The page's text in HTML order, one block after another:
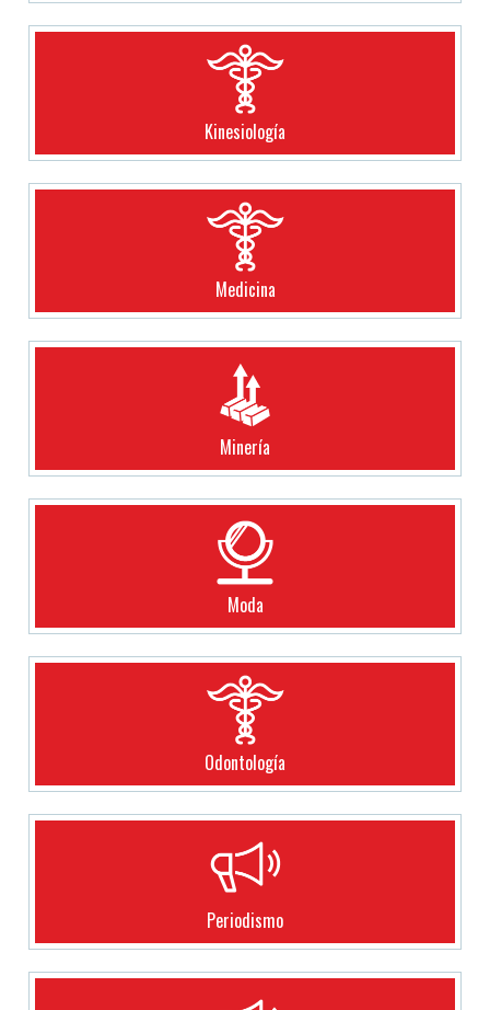
Kinesiología
Medicina
Minería
Moda
Odontología
Periodismo